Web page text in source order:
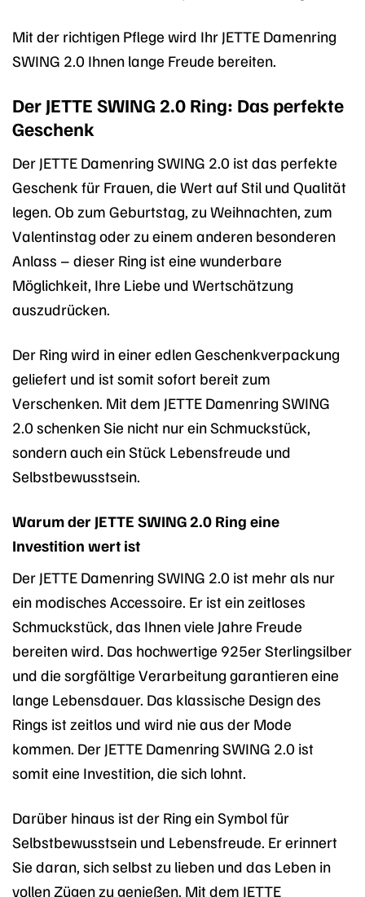
Mit der richtigen Pflege wird Ihr JETTE Damenring
SWING 2.0 Ihnen lange Freude bereiten.
Der JETTE SWING 2.0 Ring: Das perfekte
Geschenk
Der JETTE Damenring SWING 2.0 ist das perfekte
Geschenk für Frauen, die Wert auf Stil und Qualität
legen. Ob zum Geburtstag, zu Weihnachten, zum
Valentinstag oder zu einem anderen besonderen
Anlass – dieser Ring ist eine wunderbare
Möglichkeit, Ihre Liebe und Wertschätzung
auszudrücken.
Der Ring wird in einer edlen Geschenkverpackung
geliefert und ist somit sofort bereit zum
Verschenken. Mit dem JETTE Damenring SWING
2.0 schenken Sie nicht nur ein Schmuckstück,
sondern auch ein Stück Lebensfreude und
Selbstbewusstsein.
Warum der JETTE SWING 2.0 Ring eine
Investition wert ist
Der JETTE Damenring SWING 2.0 ist mehr als nur
ein modisches Accessoire. Er ist ein zeitloses
Schmuckstück, das Ihnen viele Jahre Freude
bereiten wird. Das hochwertige 925er Sterlingsilber
und die sorgfältige Verarbeitung garantieren eine
lange Lebensdauer. Das klassische Design des
Rings ist zeitlos und wird nie aus der Mode
kommen. Der JETTE Damenring SWING 2.0 ist
somit eine Investition, die sich lohnt.
Darüber hinaus ist der Ring ein Symbol für
Selbstbewusstsein und Lebensfreude. Er erinnert
Sie daran, sich selbst zu lieben und das Leben in
vollen Zügen zu genießen. Mit dem JETTE